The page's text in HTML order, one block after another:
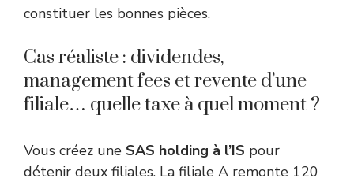
constituer les bonnes pièces.
Cas réaliste : dividendes,
management fees et revente d’une
filiale… quelle taxe à quel moment ?
Vous créez une SAS holding à l’IS pour
détenir deux filiales. La filiale A remonte 120